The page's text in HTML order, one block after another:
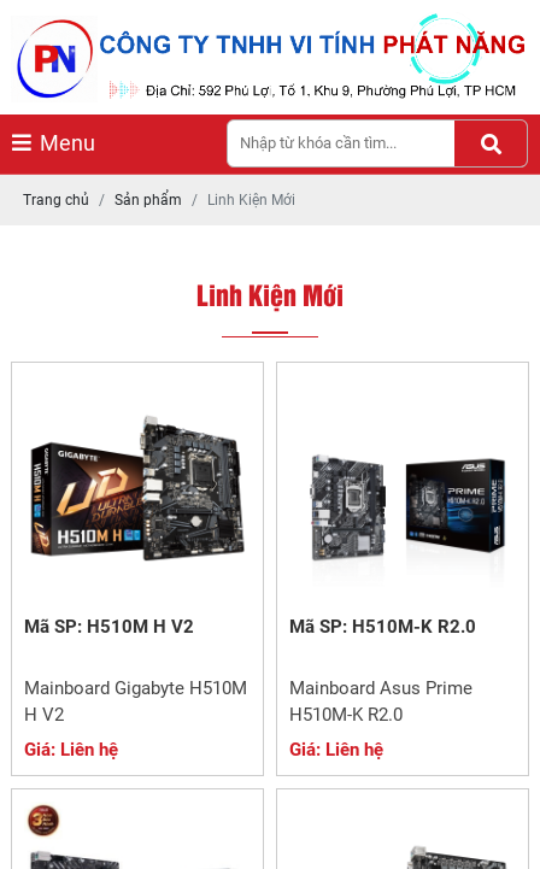
Menu
Trang chủ Sản phẩm Linh Kiện Mới
Linh Kiện Mới
Mã SP: H510M H V2
Mainboard Gigabyte H510M
H V2
Giá: Liên hệ
Mã SP: H510M-K R2.0
Mainboard Asus Prime
H510M-K R2.0
Giá: Liên hệ